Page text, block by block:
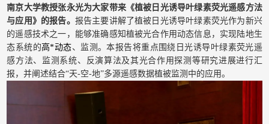
南京大学教授张永光为大家带来《植被日光诱导叶绿素荧光遥感方法
与应用》的报告。 报告主要讲解了植被日光诱导叶绿素荧光作为新兴
的遥感技术之一，能够准确感知植被光合作用动态信息，实现陆地生
态系统的高*动态、监测。本报告将重点围绕日光诱导叶绿素荧光遥
感方法、监测系统、反演算法及其光合作用探测等研究进展进行汇
报，并阐述结合“天-空-地”多源遥感数据植被监测中的应用。